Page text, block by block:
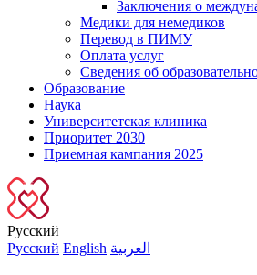
Заключения о
Медики для немедиков
Перевод в ПИМУ
Оплата услуг
Сведения об
Образование
Наука
Университетская клиника
Приоритет 2030
Приемная кампания 2025
Русский
Русский English العربية